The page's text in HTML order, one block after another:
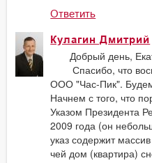
Ответить
Кулагин Дмитрий
Добрый день,
Спасибо, что
ООО "Час-Пик".
Начнем с того, что
Указом Президента
2009 года (он
указ содержит
чей дом (квартира)